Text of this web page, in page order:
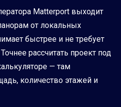
Matterport выходит
от локальных
быстрее и не требует
рассчитать проект под
— там
количество этажей и